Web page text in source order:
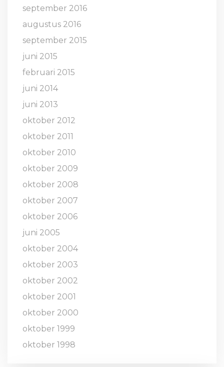
september 2016
augustus 2016
september 2015
juni 2015
februari 2015
juni 2014
juni 2013
oktober 2012
oktober 2011
oktober 2010
oktober 2009
oktober 2008
oktober 2007
oktober 2006
juni 2005
oktober 2004
oktober 2003
oktober 2002
oktober 2001
oktober 2000
oktober 1999
oktober 1998